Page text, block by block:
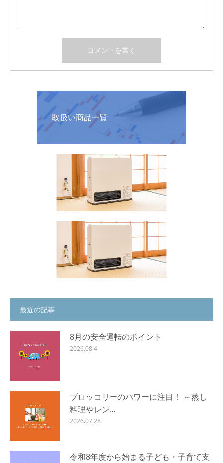
取扱い商品一覧
最近の記事
8月の安全運転のポイント
2026.08.4
ブロッコリーのパワーに注目！ ～蒸し
料理やレン…
2026.07.28
令和8年度から始まる子ども・子育て支